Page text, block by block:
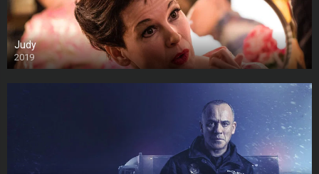
Judy
2019